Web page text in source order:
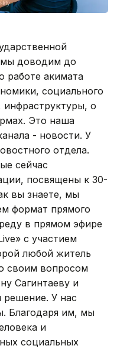
доводим до
работе акимата
социального
инфраструктуры, о
Это наша
- новости. У
отдела.
сейчас
посвящены к 30-
вы знаете, мы
формат прямого
в прямом эфире
c участием
любой житель
своим вопросом
Сагинтаеву и
решение. У нас
Благодаря им, мы
и
социальных